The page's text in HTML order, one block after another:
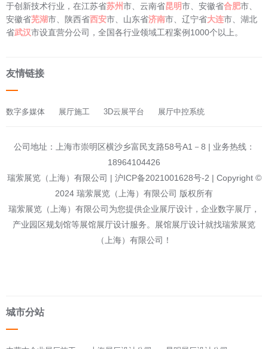
于创新技术行业，在江苏省苏州市、云南省昆明市、安徽省合肥市、
安徽省芜湖市、陕西省西安市、山东省济南市、辽宁省大连市、湖北
省武汉市设直营分公司，全国各行业领域工程案例1000个以上。
友情链接
数字多媒体 展厅施工 3D云展平台 展厅中控系统
公司地址：上海市崇明区横沙乡富民支路58号A1－8 | 业务热线：
18964104426
瑞萦展览（上海）有限公司 | 沪ICP备2021001628号-2 | Copyright ©
2024 瑞萦展览（上海）有限公司 版权所有
瑞萦展览（上海）有限公司为您提供企业展厅设计 ，企业数字展厅，
产业园区规划馆等展馆展厅设计服务。展馆展厅设计就找瑞萦展览
（上海）有限公司！
城市分站